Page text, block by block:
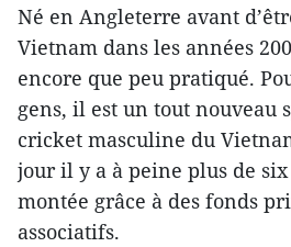
Né en Angleterre avant
Vietnam dans les années
encore que peu pratiqué.
gens, il est un tout nouveau
cricket masculine du
jour il y a à peine plus de
montée grâce à des fonds
associatifs.